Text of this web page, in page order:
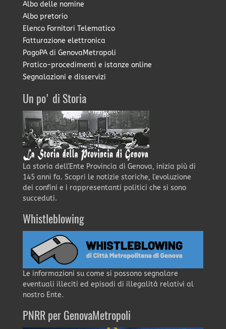
Albo delle nomine
Albo pretorio
Elenco Fornitori Telematico
Fatturazione elettronica
PagoPA di GenovaMetropoli
Pratico-procedimenti e istanze online
Segnalazioni e disservizi
Un po' di Storia
La storia dell'Ente Provincia di Genova, inizia più di
145 anni fa. Scopri le notizie storiche, l'evoluzione
dei confini e i rappresentanti politici che si sono
succeduti.
Whistleblowing
Le informazioni su come si possono segnalare
eventuali illeciti ed episodi di illegalità relativi al
nostro Ente.
PNRR per GenovaMetropoli